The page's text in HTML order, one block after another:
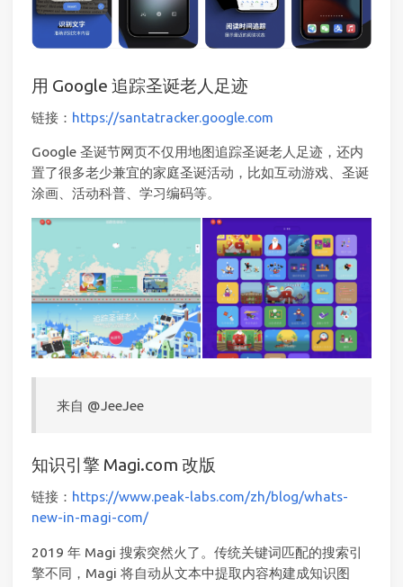
用 Google 追踪圣诞老人足迹
链接： https://santatracker.google.com
Google 圣诞节网页不仅用地图追踪圣诞老人足迹，还内
置了很多老少兼宜的家庭圣诞活动，比如互动游戏、圣诞
涂画、活动科普、学习编码等。
来自 @JeeJee
知识引擎 Magi.com 改版
链接： https://www.peak-labs.com/zh/blog/whats-
new-in-magi-com/
2019 年 Magi 搜索突然火了。传统关键词匹配的搜索引
擎不同，Magi 将自动从文本中提取内容构建成知识图